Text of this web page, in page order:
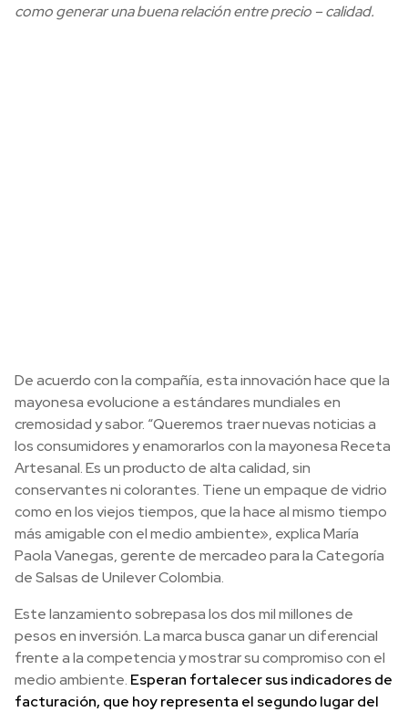
como generar una buena relación entre precio – calidad.
De acuerdo con la compañía, esta innovación hace que la
mayonesa evolucione a estándares mundiales en
cremosidad y sabor. “Queremos traer nuevas noticias a
los consumidores y enamorarlos con la mayonesa Receta
Artesanal. Es un producto de alta calidad, sin
conservantes ni colorantes. Tiene un empaque de vidrio
como en los viejos tiempos, que la hace al mismo tiempo
más amigable con el medio ambiente», explica María
Paola Vanegas, gerente de mercadeo para la Categoría
de Salsas de Unilever Colombia.
Este lanzamiento sobrepasa los dos mil millones de
pesos en inversión. La marca busca ganar un diferencial
frente a la competencia y mostrar su compromiso con el
medio ambiente. Esperan fortalecer sus indicadores de
facturación, que hoy representa el segundo lugar del